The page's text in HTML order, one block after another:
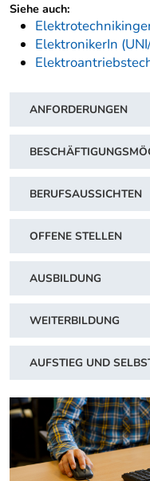
Siehe auch:
ElektronikerIn
ANFORDERUNGEN
BERUFSAUSSICHTEN
OFFENE STELLEN
AUSBILDUNG
WEITERBILDUNG
AUFSTIEG UND